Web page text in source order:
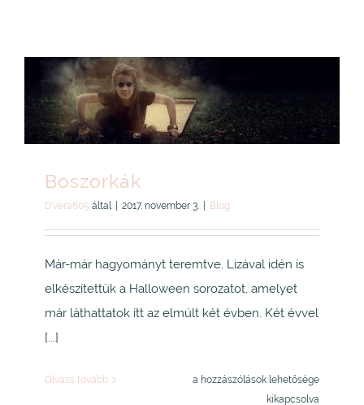
Boszorkák
DVera605 által 2017. november 3. Blog
Már-már hagyományt teremtve, Lizával idén is
elkészítettük a Halloween sorozatot, amelyet
már láthattatok itt az elmúlt két évben. Két évvel
[...]
Olvass tovább
Boszorkák
a hozzászólások lehetősége
kikapcsolva